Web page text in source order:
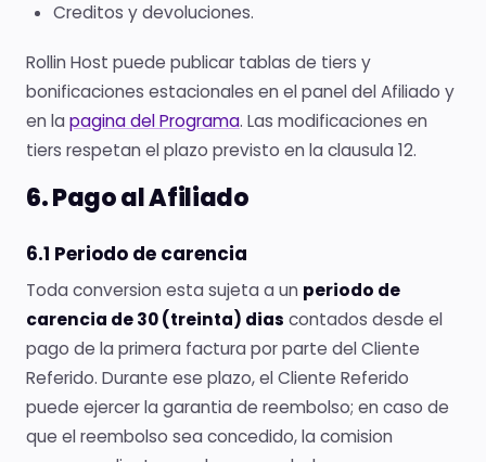
Creditos y devoluciones.
Rollin Host puede publicar tablas de tiers y
bonificaciones estacionales en el panel del Afiliado y
en la pagina del Programa. Las modificaciones en
tiers respetan el plazo previsto en la clausula 12.
6. Pago al Afiliado
6.1 Periodo de carencia
Toda conversion esta sujeta a un periodo de
carencia de 30 (treinta) dias contados desde el
pago de la primera factura por parte del Cliente
Referido. Durante ese plazo, el Cliente Referido
puede ejercer la garantia de reembolso; en caso de
que el reembolso sea concedido, la comision